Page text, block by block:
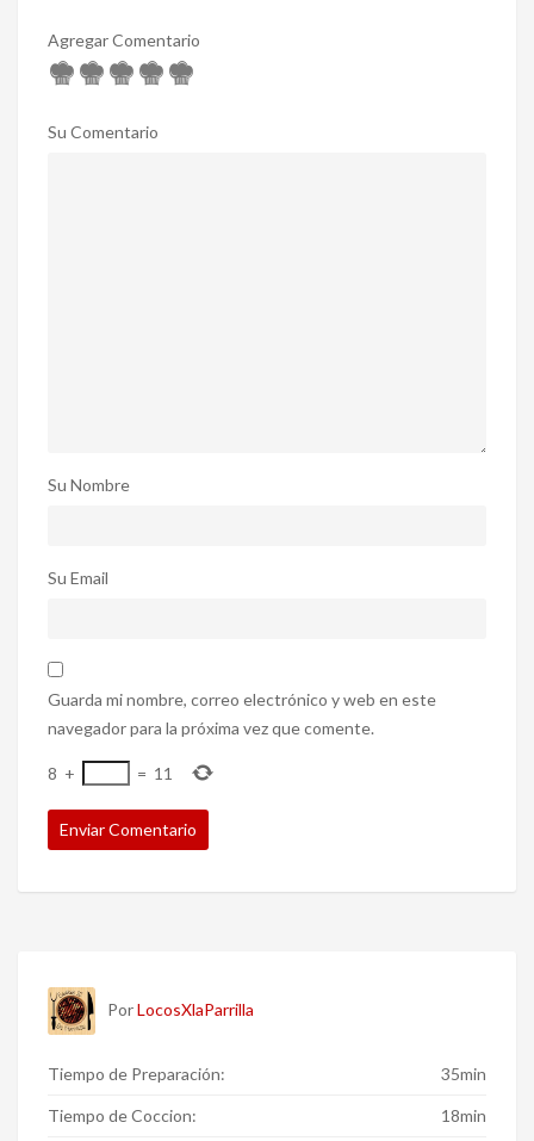
Agregar Comentario
Su Comentario
Su Nombre
Su Email
Guarda mi nombre, correo electrónico y web en este
navegador para la próxima vez que comente.
8 + = 11
PorLocosXlaParrilla
Tiempo de Preparación: 35min
Tiempo de Coccion: 18min